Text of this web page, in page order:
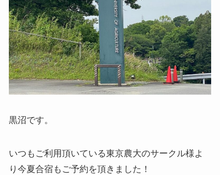
黒沼です。
いつもご利用頂いている東京農大のサークル様よ
り今夏合宿もご予約を頂きました！